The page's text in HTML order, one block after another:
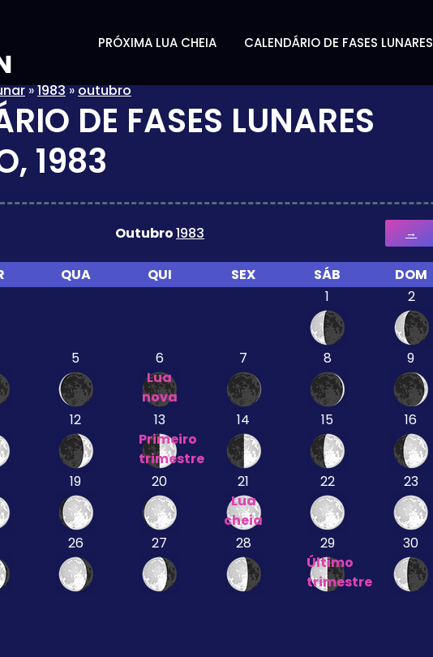
PRÓXIMA LUA CHEIA CALENDÁRIO DE FASES LUNARES
»1983»outubro
DE FASES LUNARES
1983
Outubro1983 →
QUA QUI SEX SÁB
DOM
1
2
5
6
Lua
nova
7 8 9
12
13
Primeiro
trimestre
14 15 16
19 20
21
Lua
cheia
22 23
26 27 28
29
Último
trimestre
30